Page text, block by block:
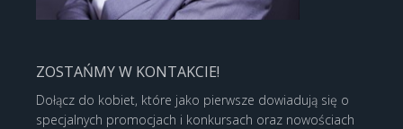
ZOSTAŃMY W KONTAKCIE!
Dołącz do kobiet, które jako pierwsze dowiadują się o
specjalnych promocjach i konkursach oraz nowościach